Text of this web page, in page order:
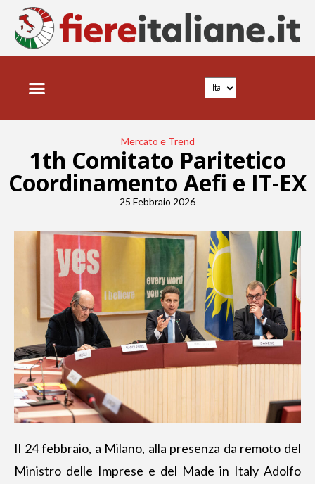
Mercato e Trend
1th Comitato Paritetico
Coordinamento Aefi e IT-EX
25 Febbraio 2026
Il 24 febbraio, a Milano, alla presenza da remoto del
Ministro delle Imprese e del Made in Italy Adolfo